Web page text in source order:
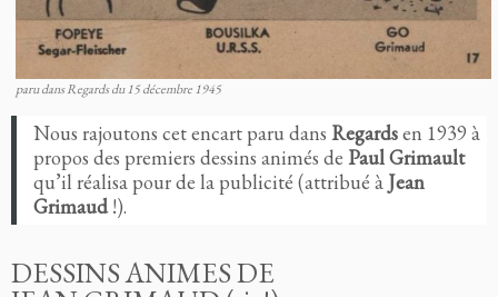
paru dans Regards du 15 décembre 1945
Nous rajoutons cet encart paru dans Regardsen 1939 à
propos des premiers dessins animés de Paul Grimault
qu’il réalisa pour de la publicité (attribué à Jean
Grimaud!).
DESSINS ANIMES DE